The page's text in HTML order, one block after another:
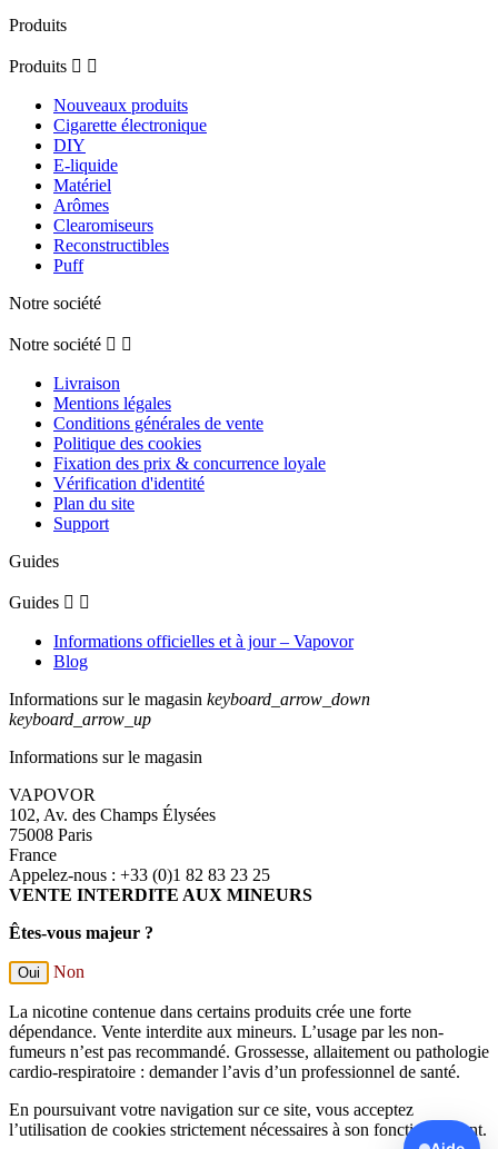
Produits
Produits  
Nouveaux produits
Cigarette électronique
DIY
E-liquide
Matériel
Arômes
Clearomiseurs
Reconstructibles
Puff
Notre société
Notre société  
Livraison
Mentions légales
Conditions générales de vente
Politique des cookies
Fixation des prix & concurrence loyale
Vérification d'identité
Plan du site
Support
Guides
Guides  
Informations officielles et à jour – Vapovor
Blog
Informations sur le magasin keyboard_arrow_down
keyboard_arrow_up
Informations sur le magasin
VAPOVOR
102, Av. des Champs Élysées
75008 Paris
France
Appelez-nous : +33 (0)1 82 83 23 25
VENTE INTERDITE AUX MINEURS
Êtes-vous majeur ?
Oui Non
La nicotine contenue dans certains produits crée une forte
dépendance. Vente interdite aux mineurs. L’usage par les non-
fumeurs n’est pas recommandé. Grossesse, allaitement ou pathologie
cardio-respiratoire : demander l’avis d’un professionnel de santé.
En poursuivant votre navigation sur ce site, vous acceptez
l’utilisation de cookies strictement nécessaires à son fonctionnement.